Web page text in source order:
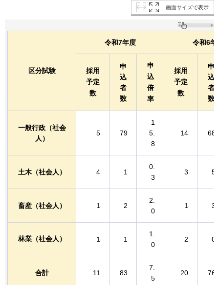
画面サイズで表示
区分試験
令和7年度 令和6年
採用
予定
数
申
込
者
数
申
込
倍
率
採用
予定
数
申
込
者
数
一般行政（社会
人）
5 79
1
5.
8
14 68
土木（社会人） 4 1
0.
3
3 5
畜産（社会人） 1 2
2.
0
1 3
林業（社会人） 1 1
1.
0
2 0
合計 11 83
7.
5
20 76